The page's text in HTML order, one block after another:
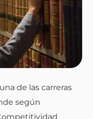
de las carreras
según